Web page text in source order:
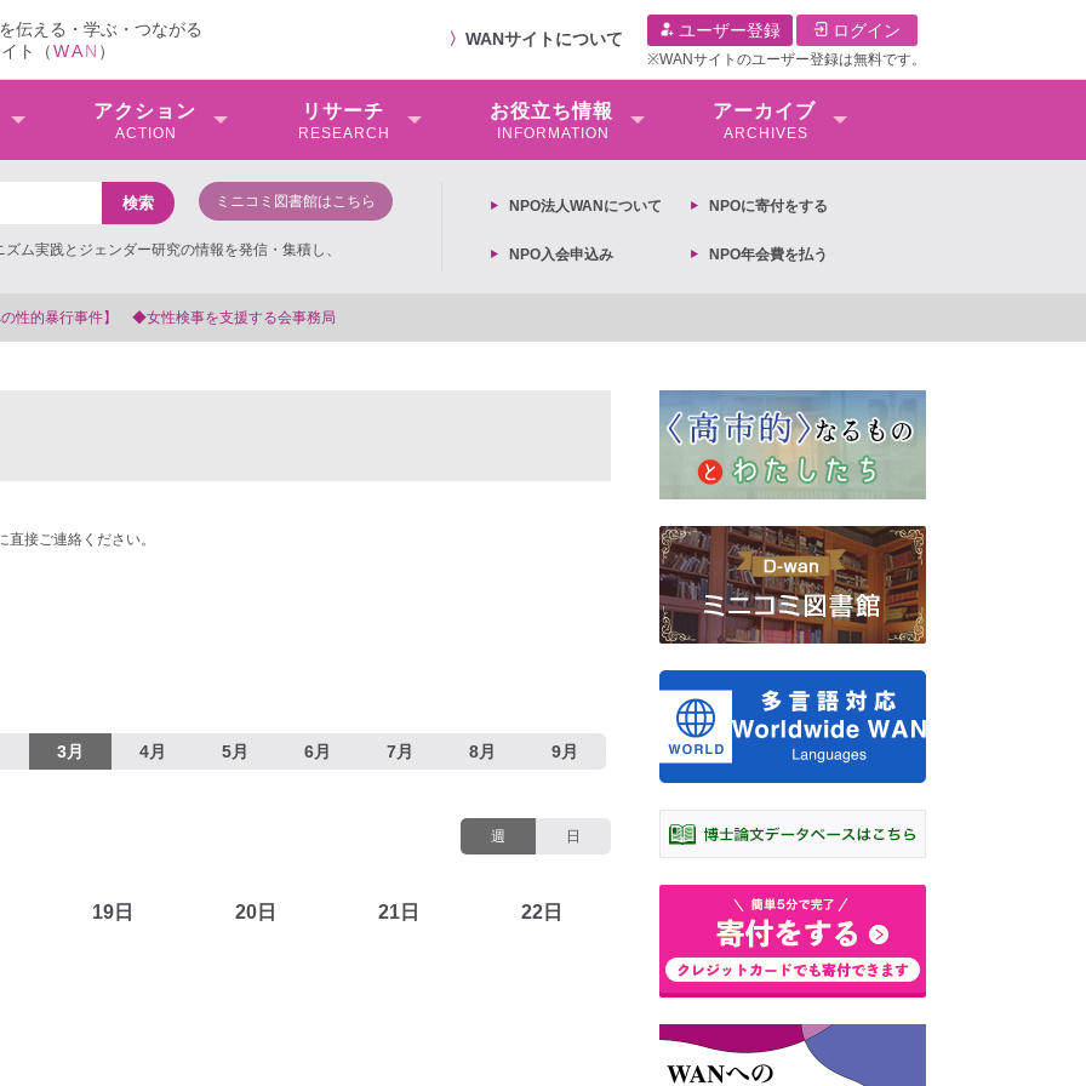
伝える・学ぶ・つながる
ト（WAN ）
〉 WANサイトについて ユーザー登録 ログイン
※WANサイトのユーザー登録は無料です。
アクション
ACTION
リサーチ
RESEARCH
お役⽴ち情報
INFORMATION
アーカイブ
ARCHIVES
ミニコミ図書館はこちら
ム実践とジェンダー研究の情報を発信・集積し、
NPO法⼈WANについて NPOに寄付をする
NPO入会申込み NPO年会費を払う
する会事務局
接ご連絡ください。
3月 4月 5月 6月 7月 8月 9月
週 日
19日 20日 21日 22日